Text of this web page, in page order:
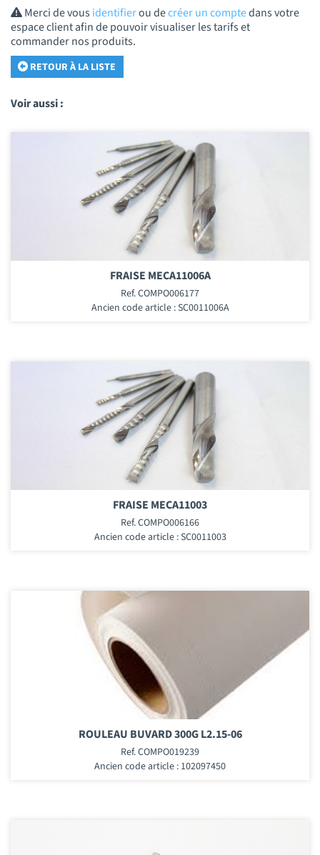
Merci de vousidentifierou decréer un comptedans votre
espace client afin de pouvoir visualiser les tarifs et
commander nos produits.
RETOUR À LA LISTE
Voir aussi :
FRAISE MECA11006A
Ref. COMPO006177
Ancien code article : SC0011006A
FRAISE MECA11003
Ref. COMPO006166
Ancien code article : SC0011003
ROULEAU BUVARD 300G L2.15-06
Ref. COMPO019239
Ancien code article : 102097450